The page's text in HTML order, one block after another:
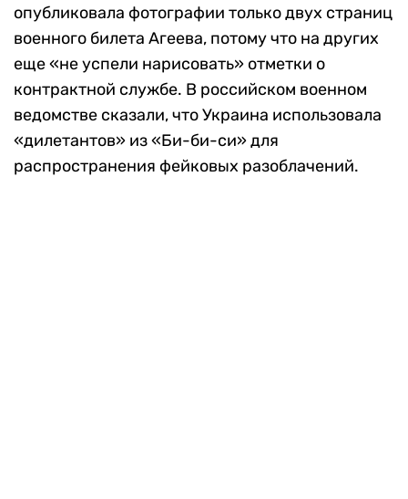
опубликовала фотографии только двух страниц
военного билета Агеева, потому что на других
еще «не успели нарисовать» отметки о
контрактной службе. В российском военном
ведомстве сказали, что Украина использовала
«дилетантов» из «Би-би-си» для
распространения фейковых разоблачений.